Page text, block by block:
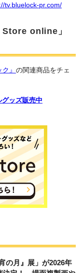
tv.bluelock-pr.com/
Store online」
』 の関連商品をチェ
グッズ販売中
の月』展」が2026年